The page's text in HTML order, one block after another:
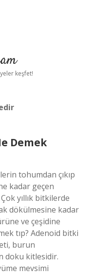
keşfet!
Demek
tohumdan çıkıp
kadar geçen
yıllık bitkilerde
dökülmesine kadar
ve çeşidine
tıp? Adenoid bitki
burun
doku kitlesidir.
mevsimi